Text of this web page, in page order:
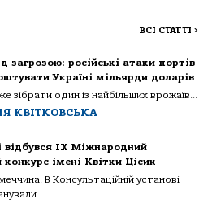
ВСІ СТАТТІ >
загрозою: російські атаки портів
Україні мільярди доларів
зібрати один із найбільших врожаїв...
КВІТКОВСЬКА
відбувся IX Міжнародний
конкурс імені Квітки Цісик
В Консультаційній установі